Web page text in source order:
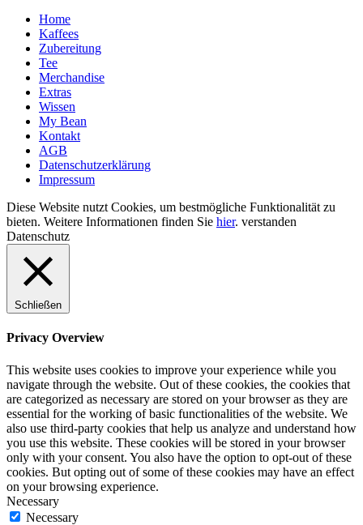
Home
Kaffees
Zubereitung
Tee
Merchandise
Extras
Wissen
My Bean
Kontakt
AGB
Datenschutzerklärung
Impressum
Diese Website nutzt Cookies, um bestmögliche Funktionalität zu
bieten. Weitere Informationen finden Sie hier. verstanden
Datenschutz
Schließen
Privacy Overview
This website uses cookies to improve your experience while you
navigate through the website. Out of these cookies, the cookies that
are categorized as necessary are stored on your browser as they are
essential for the working of basic functionalities of the website. We
also use third-party cookies that help us analyze and understand how
you use this website. These cookies will be stored in your browser
only with your consent. You also have the option to opt-out of these
cookies. But opting out of some of these cookies may have an effect
on your browsing experience.
Necessary
Necessary